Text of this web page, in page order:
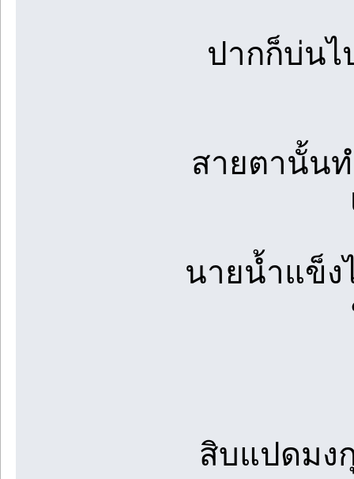
ปากก็บ่นไ
สายตานั้น
นายน้ำแข็ง
สิบแปดมง